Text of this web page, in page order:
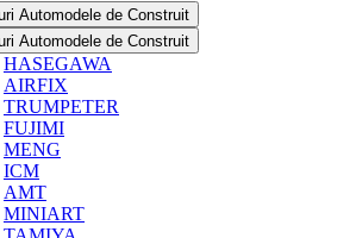
Automodele de Construit
Automodele de Construit
HASEGAWA
AIRFIX
TRUMPETER
FUJIMI
MENG
ICM
AMT
MINIART